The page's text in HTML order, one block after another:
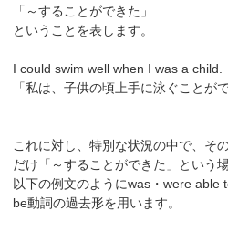
「～することができた」
ということを表します。
I could swim well when I was a child.
「私は、子供の頃上手に泳ぐことが
これに対し、特別な状況の中で、そ
だけ「～することができた」という場
以下の例文のようにwas・were able
be動詞の過去形を用います。